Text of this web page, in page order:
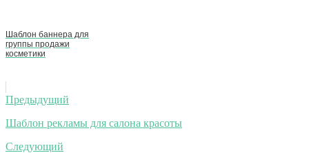
Шаблон баннера для
группы продажи
косметики
Навигация
по
записям
Предыдущий
Шаблон рекламы для салона красоты
Следующий